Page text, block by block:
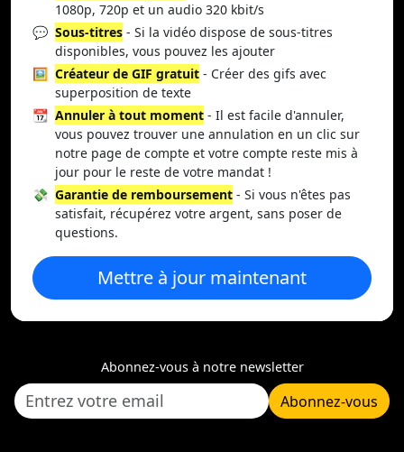
1080p, 720p et un audio 320 kbit/s
💬 Sous-titres - Si la vidéo dispose de sous-titres
disponibles, vous pouvez les ajouter
🖼️ Créateur de GIF gratuit - Créer des gifs avec
superposition de texte
📆 Annuler à tout moment - Il est facile d'annuler,
vous pouvez trouver une annulation en un clic sur
notre page de compte et votre compte reste mis à
jour pour le reste de votre mandat !
💸 Garantie de remboursement - Si vous n'êtes pas
satisfait, récupérez votre argent, sans poser de
questions.
Mettre à jour maintenant
Abonnez-vous à notre newsletter
Abonnez-vous